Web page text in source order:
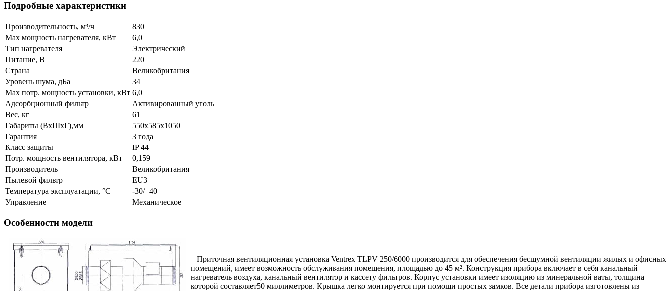
Подробные характеристики
Производительность, м³/ч
830
Max мощность нагревателя, кВт
6,0
Тип нагревателя
Электрический
Питание, В
220
Страна
Великобритания
Уровень шума, дБа
34
Max потр. мощность установки, кВт 6,0
Адсорбционный фильтр
Активированный уголь
Вес, кг
61
Габариты (ВхШхГ),мм
550x585x1050
Гарантия
3 года
Класс защиты
IP 44
Потр. мощность вентилятора, кВт
0,159
Производитель
Великобритания
Пылевой фильтр
EU3
Температура эксплуатации, °С
-30/+40
Управление
Механическое
Особенности модели
Приточная вентиляционная установка Ventrex TLPV 250/6000 производится для обеспечения бесшумной вентиляции жилых и офисных
помещений, имеет возможность обслуживания помещения, площадью до 45 м². Конструкция прибора включает в себя канальный
нагреватель воздуха, канальный вентилятор и кассету фильтров. Корпус установки имеет изоляцию из минеральной ваты, толщина
которой составляет50 миллиметров. Крышка легко монтируется при помощи простых замков. Все детали прибора изготовлены из